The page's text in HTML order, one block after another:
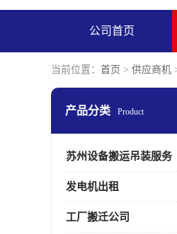
公司首页
当前位置： 首页 > 供应商机
产品分类 Product
苏州设备搬运吊装服务
发电机出租
工厂搬迁公司